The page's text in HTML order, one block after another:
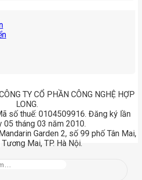
TY CỔ PHẦN CÔNG NGHỆ HỢP
LONG.
số thuế: 0104509916. Đăng ký lần
05 tháng 03 năm 2010.
Garden 2, số 99 phố Tân Mai,
Mai, TP. Hà Nội.